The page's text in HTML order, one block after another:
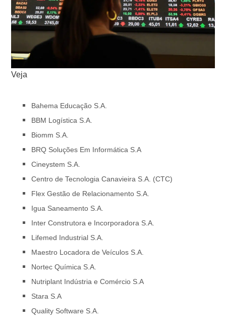
Veja
Bahema Educação S.A.
BBM Logística S.A.
Biomm S.A.
BRQ Soluções Em Informática S.A
Cineystem S.A.
Centro de Tecnologia Canavieira S.A. (CTC)
Flex Gestão de Relacionamento S.A.
Igua Saneamento S.A.
Inter Construtora e Incorporadora S.A.
Lifemed Industrial S.A.
Maestro Locadora de Veículos S.A.
Nortec Química S.A.
Nutriplant Indústria e Comércio S.A
Stara S.A
Quality Software S.A.